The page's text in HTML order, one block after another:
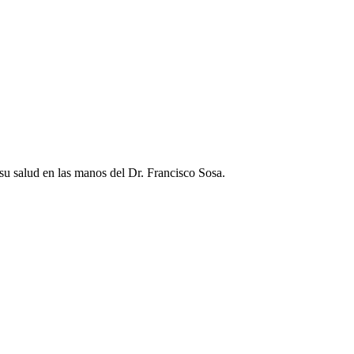
salud en las manos del Dr. Francisco Sosa.